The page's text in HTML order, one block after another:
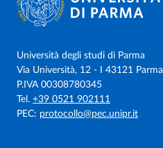
Università degli studi di Parma
Via Università, 12 - I 43121 Parma
P.IVA 00308780345
Tel. +39 0521 902111
PEC: protocollo@pec.unipr.it